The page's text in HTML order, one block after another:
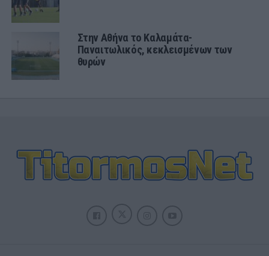
Στην Αθήνα το Καλαμάτα-
Παναιτωλικός, κεκλεισμένων των
θυρών